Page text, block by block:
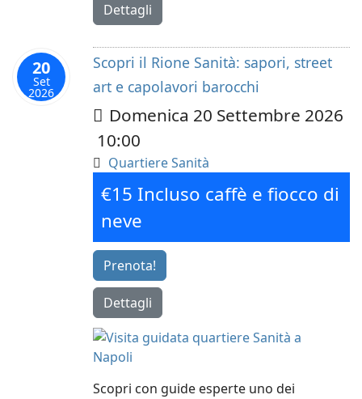
Dettagli
20
Set
2026
Scopri il Rione Sanità: sapori, street
art e capolavori barocchi
Domenica 20 Settembre 2026
10:00
Quartiere Sanità
€15 Incluso caffè e fiocco di
neve
Prenota!
Dettagli
Scopri con guide esperte uno dei